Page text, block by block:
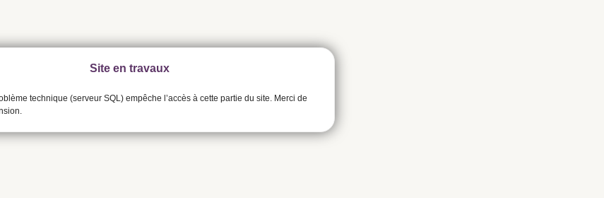
Site en travaux
technique (serveur SQL) empêche l’accès à cette partie du site. Merci de